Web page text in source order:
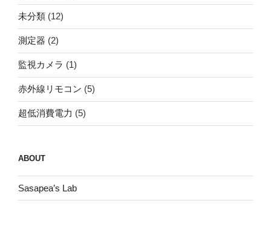
未分類 (12)
測定器 (2)
監視カメラ (1)
赤外線リモコン (5)
超低消費電力 (5)
ABOUT
Sasapea’s Lab